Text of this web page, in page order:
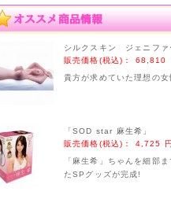
シルクスキン ジェニファ
販売価格(税込)： 68,810
貴方が求めていた理想の
「SOD star 麻生希」
販売価格(税込)： 4,725
「麻生希」ちゃんを細部
たSPグッズが完成!